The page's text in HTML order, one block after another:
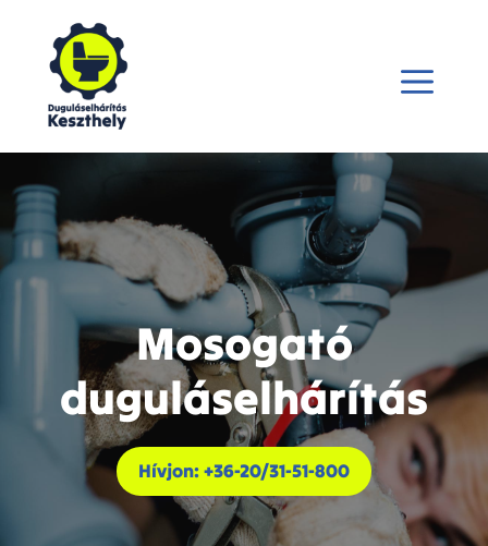
tartalomba
Menü
Mosogató
duguláselhárítás
Hívjon: +36-20/31-51-800